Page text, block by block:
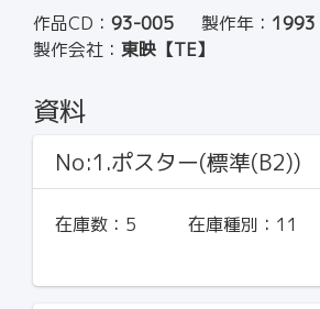
作品CD： 93-005 製作年： 1993
製作会社： 東映【TE】
資料
No:1.ポスター(標準(B2))
在庫数： 5 在庫種別： 11